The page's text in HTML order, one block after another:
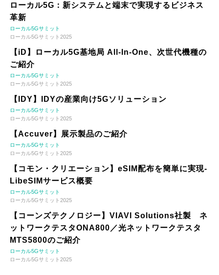
ローカル5G：新システムと端末で実現するビジネス
革新
ローカル5Gサミット
ローカル5Gサミット2025
【iD】ローカル5G基地局 All-In-One、次世代機種の
ご紹介
ローカル5Gサミット
ローカル5Gサミット2025
【IDY】IDYの産業向け5Gソリューション
ローカル5Gサミット
ローカル5Gサミット2025
【Accuver】展示製品のご紹介
ローカル5Gサミット
ローカル5Gサミット2025
【コモン・クリエーション】eSIM配布を簡単に実現-
LibeSIMサービス概要
ローカル5Gサミット
ローカル5Gサミット2025
【コーンズテクノロジー】VIAVI Solutions社製 ネ
ットワークテスタONA800／光ネットワークテスタ
MTS5800のご紹介
ローカル5Gサミット
ローカル5Gサミット2025